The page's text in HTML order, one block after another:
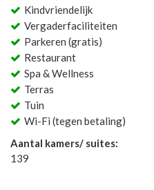
Kindvriendelijk
Vergaderfaciliteiten
Parkeren (gratis)
Restaurant
Spa & Wellness
Terras
Tuin
Wi-Fi (tegen betaling)
Aantal kamers/ suites:
139